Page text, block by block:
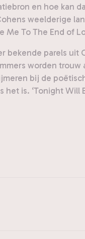
en hoe kan
weelderige
Me To The End of
bekende parels
worden
bij de
is. ‘Tonight Will